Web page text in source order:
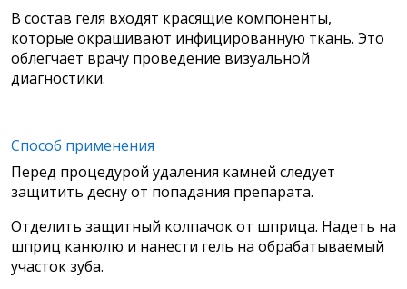
В состав геля входят красящие компоненты,
которые окрашивают инфицированную ткань. Это
облегчает врачу проведение визуальной
диагностики.
Способ применения
Перед процедурой удаления камней следует
защитить десну от попадания препарата.
Отделить защитный колпачок от шприца. Надеть на
шприц канюлю и нанести гель на обрабатываемый
участок зуба.